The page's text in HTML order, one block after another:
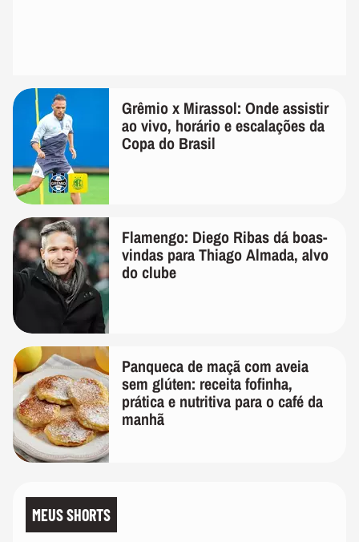
Grêmio x Mirassol: Onde assistir
ao vivo, horário e escalações da
Copa do Brasil
Flamengo: Diego Ribas dá boas-
vindas para Thiago Almada, alvo
do clube
Panqueca de maçã com aveia
sem glúten: receita fofinha,
prática e nutritiva para o café da
manhã
MEUS SHORTS